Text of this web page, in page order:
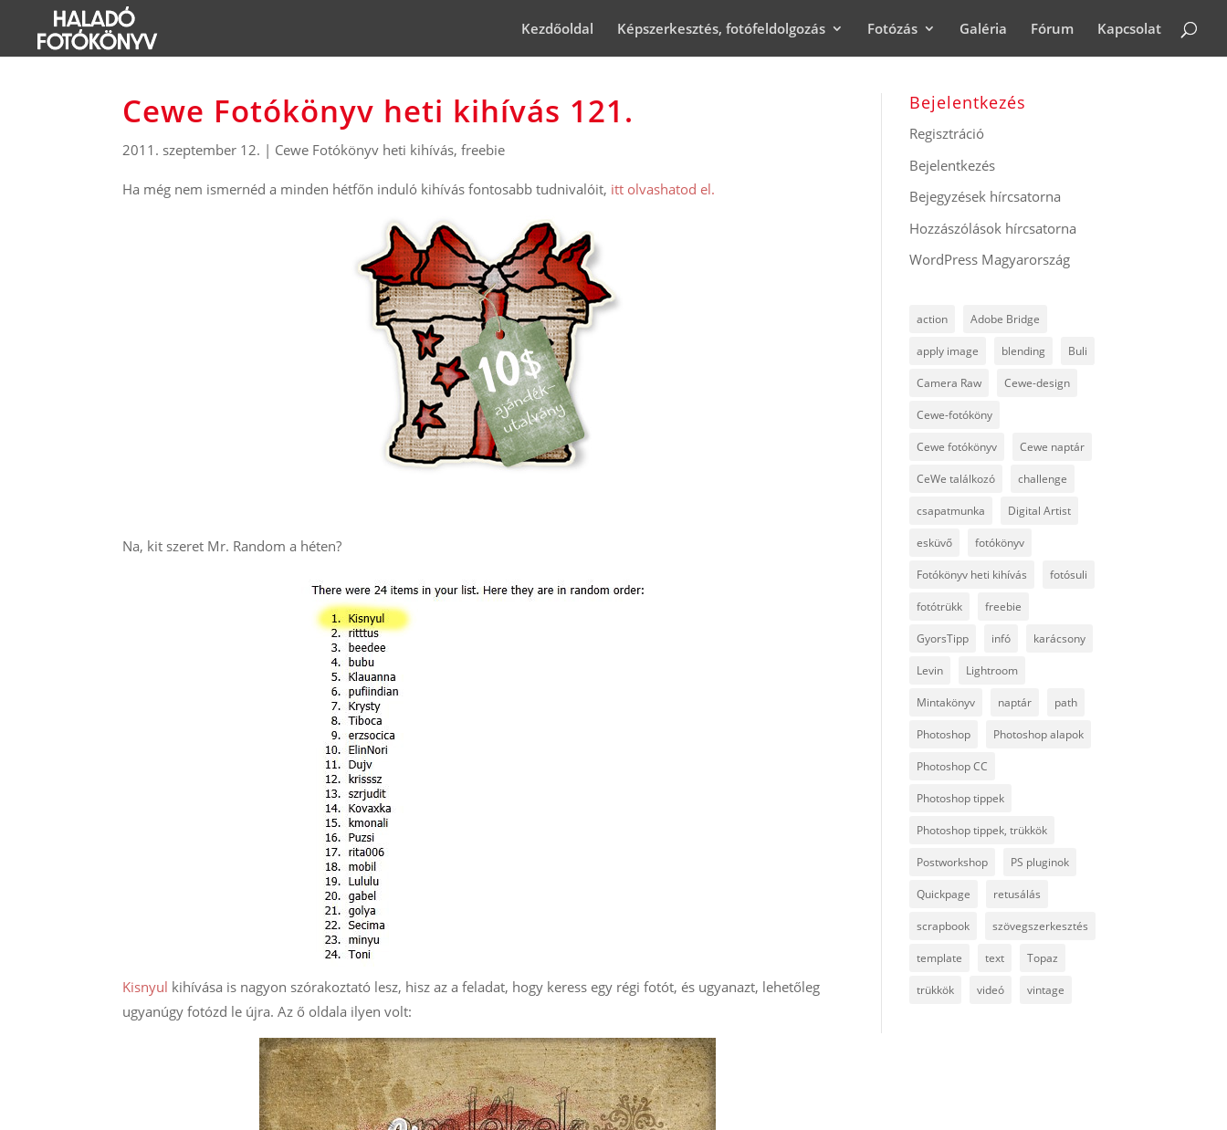
Kezdőoldal Képszerkesztés, fotófeldolgozás Fotózás Galéria Fórum Kapcsolat
Cewe Fotókönyv heti kihívás 121.
2011. szeptember 12. | Cewe Fotókönyv heti kihívás,freebie
Ha még nem ismernéd a minden hétfőn induló kihívás fontosabb tudnivalóit, itt olvashatod el.
Na, kit szeret Mr. Random a héten?
Kisnyul kihívása is nagyon szórakoztató lesz, hisz az a feladat, hogy keress egy régi fotót, és ugyanazt, lehetőleg
ugyanúgy fotózd le újra. Az ő oldala ilyen volt:
Bejelentkezés
Regisztráció
Bejelentkezés
Bejegyzések hírcsatorna
Hozzászólások hírcsatorna
WordPress Magyarország
action Adobe Bridge
apply image blending Buli
Camera Raw Cewe-design
Cewe-fotóköny
Cewe fotókönyv Cewe naptár
CeWe találkozó challenge
csapatmunka Digital Artist
esküvő fotókönyv
Fotókönyv heti kihívás fotósuli
fotótrükk freebie
GyorsTipp infó karácsony
Levin Lightroom
Mintakönyv naptár path
Photoshop Photoshop alapok
Photoshop CC
Photoshop tippek
Photoshop tippek, trükkök
Postworkshop PS pluginok
Quickpage retusálás
scrapbook szövegszerkesztés
template text Topaz
trükkök videó vintage